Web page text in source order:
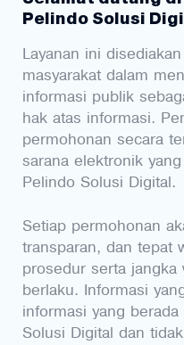
Pelindo Solusi
Layanan ini
masyarakat dalam
informasi publik
hak atas informasi.
permohonan secara
sarana elektronik
Pelindo Solusi Digital.
Setiap permohonan
transparan, dan tepat
prosedur serta jangka
berlaku. Informasi
informasi yang
Solusi Digital dan